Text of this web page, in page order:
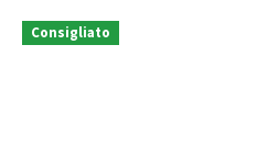
Consigliato